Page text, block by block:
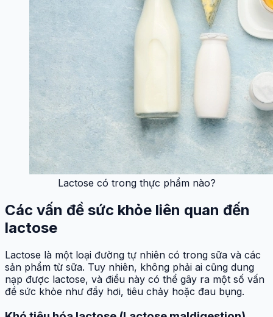
Lactose có trong thực phẩm nào?
Các vấn đề sức khỏe liên quan đến
lactose
Lactose là một loại đường tự nhiên có trong sữa và các
sản phẩm từ sữa. Tuy nhiên, không phải ai cũng dung
nạp được lactose, và điều này có thể gây ra một số vấn
đề sức khỏe như đầy hơi, tiêu chảy hoặc đau bụng.